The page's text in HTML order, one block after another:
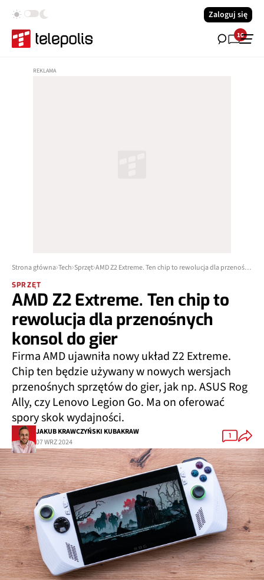
Zaloguj się
10
Strona główna Tech Sprzęt AMD Z2 Extreme. Ten chip to rewolucja dla przenośnych konsol do gier
SPRZĘT
AMD Z2 Extreme. Ten chip to
rewolucja dla przenośnych
konsol do gier
Firma AMD ujawniła nowy układ Z2 Extreme.
Chip ten będzie używany w nowych wersjach
przenośnych sprzętów do gier, jak np. ASUS Rog
Ally, czy Lenovo Legion Go. Ma on oferować
spory skok wydajności.
JAKUB KRAWCZYŃSKI KUBAKRAW
07 WRZ 2024
1